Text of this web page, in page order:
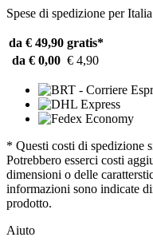
Spese di spedizione per Italia
da € 49,90 gratis*
da € 0,00 € 4,90
* Questi costi di spedizione
Potrebbero esserci costi
dimensioni o delle
informazioni sono indicate
prodotto.
Aiuto